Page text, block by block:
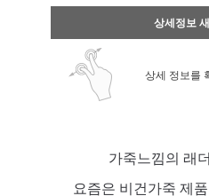
상세정보
상세 정보를
가죽느낌의 래
요즘은 비건가죽 제